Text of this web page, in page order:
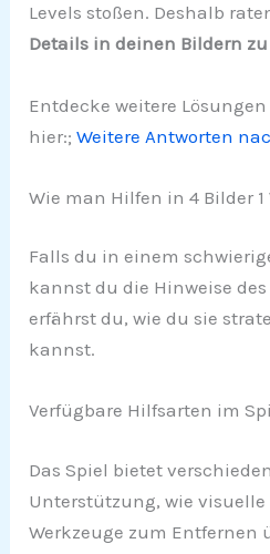
Levels stoßen. Deshalb
Details in deinen Bildern
Entdecke weitere
hier:;Weitere Antworten
Wie man Hilfen in 4 Bilder
Falls du in einem
kannst du die Hinweise
erfährst du, wie du sie
kannst.
Verfügbare Hilfsarten im
Das Spiel bietet
Unterstützung, wie visuelle
Werkzeuge zum Entfernen